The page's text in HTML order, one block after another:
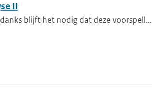
II
blijft het nodig dat deze voorspell...